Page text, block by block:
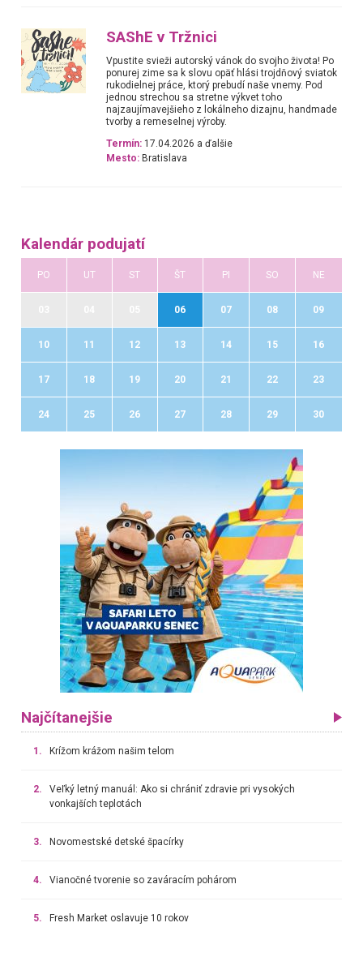
SAShE v Tržnici
Vpustite svieži autorský vánok do svojho života! Po
ponurej zime sa k slovu opäť hlási trojdňový sviatok
rukodielnej práce, ktorý prebudí naše vnemy. Pod
jednou strechou sa stretne výkvet toho
najzaujímavejšieho z lokálneho dizajnu, handmade
tvorby a remeselnej výroby.
Termín: 17.04.2026 a ďalšie
Mesto: Bratislava
Kalendár podujatí
PO UT ST ŠT PI SO NE
06 07 08 09
10 11 12 13 14 15 16
17 18 19 20 21 22 23
24 25 26 27 28 29 30
Najčítanejšie
1. Krížom krážom našim telom
2.
Veľký letný manuál: Ako si chrániť zdravie pri vysokých
vonkajších teplotách
3. Novomestské detské špacírky
4. Vianočné tvorenie so zaváracím pohárom
5. Fresh Market oslavuje 10 rokov